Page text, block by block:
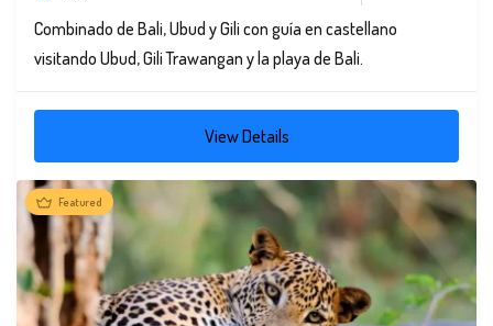
Combinado de Bali, Ubud y Gili con guía en castellano
visitando Ubud, Gili Trawangan y la playa de Bali.
View Details
Featured